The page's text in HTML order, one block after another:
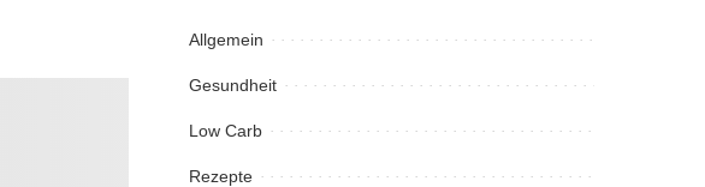
Allgemein
Gesundheit
Low Carb
Rezepte